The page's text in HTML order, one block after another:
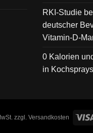
RKI-Studie
deutscher
Vitamin-D-
0 Kalorien
in
zzgl. Versandkosten